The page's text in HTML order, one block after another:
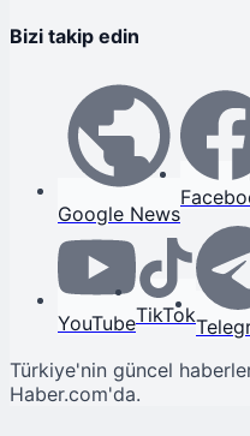
Bizi takip edin
Google News
YouTubeTikTok
Türkiye'nin güncel
Haber.com'da.